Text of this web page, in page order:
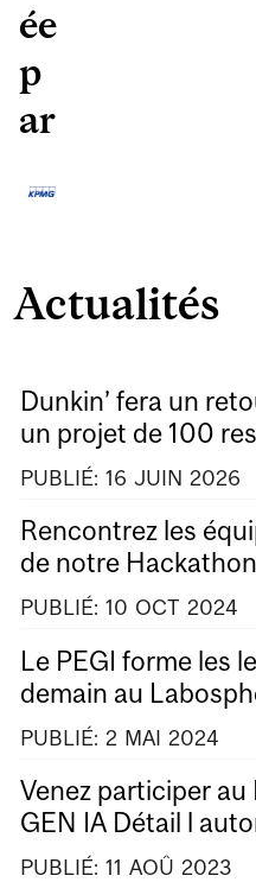
ée
p
ar
Actualités
Dunkin’ fera un
un projet de 100
PUBLIÉ: 16 JUIN 2026
Rencontrez les
de notre
PUBLIÉ: 10 OCT 2024
Le PEGI forme les
demain au
PUBLIÉ: 2 MAI 2024
Venez participer
GEN IA Détail l
PUBLIÉ: 11 AOÛ 2023